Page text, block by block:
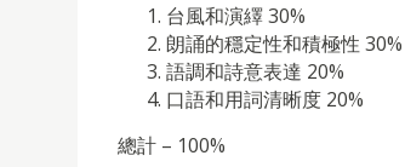
台風和演繹 30%
朗誦的穩定性和積極性 30%
語調和詩意表達 20%
口語和用詞清晰度 20%
總計 – 100%